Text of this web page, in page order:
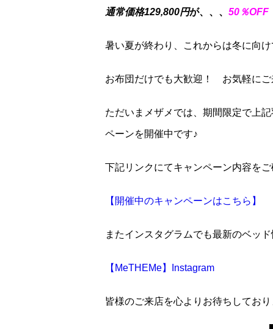
通常価格129,800円が、、、 50％
暑い夏が終わり、これからは冬に向
お布団だけでも大歓迎！ お気軽にご
ただいまメザメでは、期間限定で上
ペーンを開催中です♪
下記リンクにてキャンペーン内容を
【開催中のキャンペーンはこちら】
またインスタグラムでも最新のベッ
【MeTHEMe】Instagram
皆様のご来店を心よりお待ちしており